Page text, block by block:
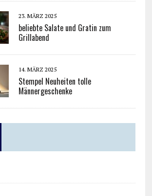
23. MÄRZ 2025
beliebte Salate und Gratin zum
Grillabend
14. MÄRZ 2025
Stempel Neuheiten tolle
Männergeschenke